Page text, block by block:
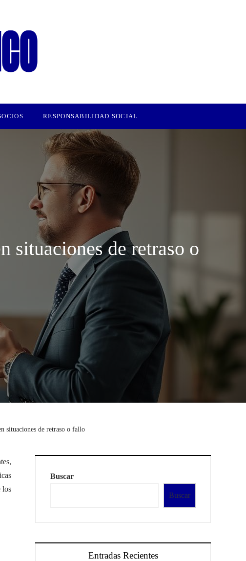
RESPONSABILIDAD SOCIAL
situaciones de retraso o
situaciones de retraso o fallo
los
Buscar
Buscar
Entradas Recientes